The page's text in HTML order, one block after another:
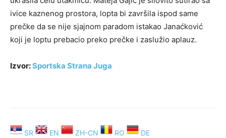
ivice kaznenog prostora, lopta bi završila ispod same
prečke da se nije sjajnom paradom istakao Janaćković
koji je loptu prebacio preko prečke i zaslužio aplauz.
Izvor:Sportska Strana Juga
SR EN ZH-CN RO DE